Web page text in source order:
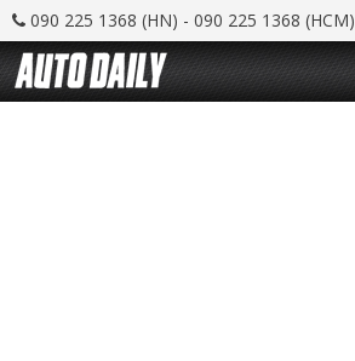
090 225 1368 (HN) - 090 225 1368 (HCM)